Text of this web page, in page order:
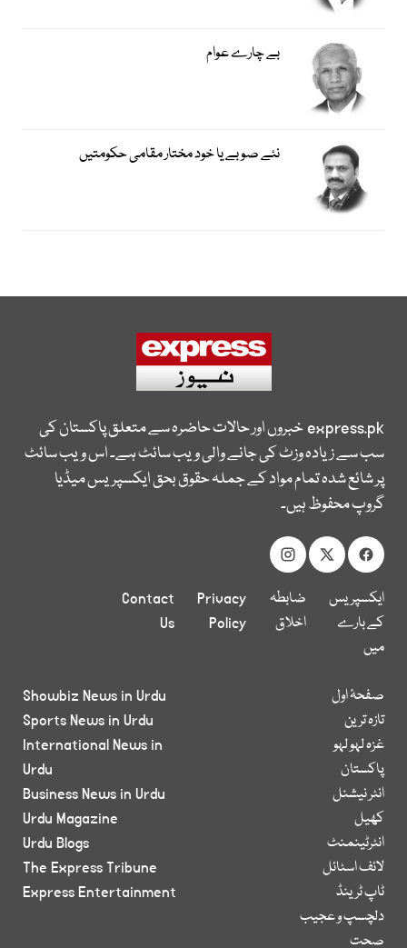
بے چارے عوام
نئے صوبے یا خود مختار مقامی حکومتیں
express.pkخبروں اور حالات حاضرہ سے متعلق پاکستان کی
سب سے زیادہ وزٹ کی جانے والی ویب سائٹ ہے۔ اس ویب سائٹ
پر شائع شدہ تمام مواد کے جملہ حقوق بحق ایکسپریس میڈیا
گروپ محفوظ ہیں۔
ایکسپریس
کے بارے
میں
ضابطہ
اخلاق
Privacy
Policy
Contact
Us
صفحۂ اول
تازہ ترین
غزہ لہو لہو
پاکستان
انٹر نیشنل
کھیل
انٹرٹینمنٹ
لائف اسٹائل
ٹاپ ٹرینڈ
دلچسپ و عجیب
صحت
Showbiz News in Urdu
Sports News in Urdu
International News in
Urdu
Business News in Urdu
Urdu Magazine
Urdu Blogs
The Express Tribune
Express Entertainment